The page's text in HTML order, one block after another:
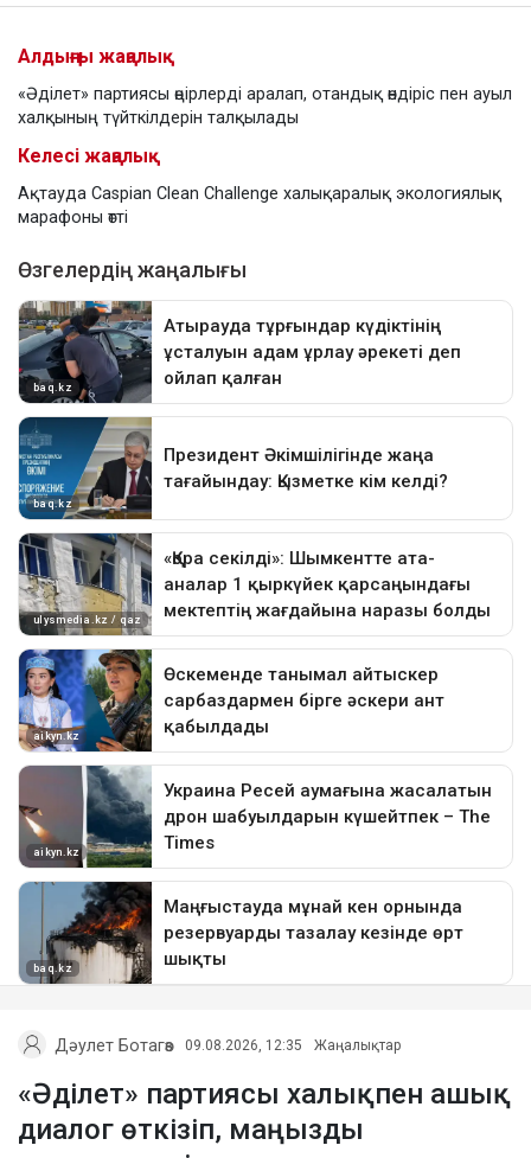
Алдыңғы жаңалық
«Әділет» партиясы өңірлерді аралап, отандық өндіріс пен ауыл
халқының түйткілдерін талқылады
Келесі жаңалық
Ақтауда Caspian Clean Challenge халықаралық экологиялық
марафоны өтті
Дәулет Ботагөз 09.08.2026, 12:35 Жаңалықтар
«Әділет» партиясы халықпен ашық
диалог өткізіп, маңызды